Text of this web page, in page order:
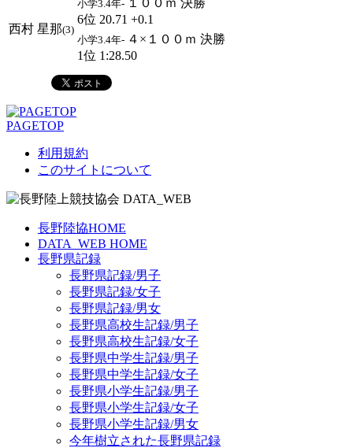
西村 星那(3)
小学3.4年-
6位 20.71 +0.1
小学3.4年- ４×１００ｍ 決勝
1位 1:28.50
PAGETOP
利用規約
このサイトについて
長野陸協HOME
DATA_WEB HOME
長野県記録
長野県記録/男子
長野県記録/女子
長野県記録/男女
長野県高校生記録/男子
長野県高校生記録/女子
長野県中学生記録/男子
長野県中学生記録/女子
長野県小学生記録/男子
長野県小学生記録/女子
長野県小学生記録/男女
今年樹立された長野県記録